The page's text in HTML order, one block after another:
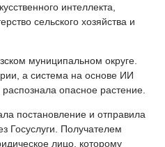
интеллекта,
сельского хозяйства и
муниципальном округе.
а система на основе ИИ
опасное растение.
постановление и отправила
Госуслуги. Получателем
лицо, которому